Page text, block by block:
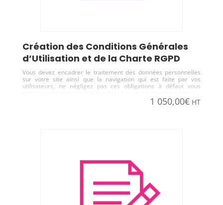
Création des Conditions Générales
d’Utilisation et de la Charte RGPD
Vous devez encadrer le traitement des données personnelles
sur votre site ainsi que la navigation qui est faite par vos
utilisateurs, ne négligez pas ces obligations à défaut vous
1 050,00€ HT